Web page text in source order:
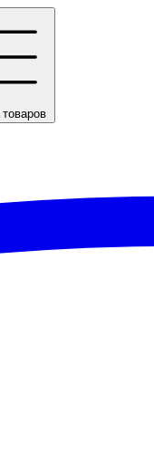
товаров